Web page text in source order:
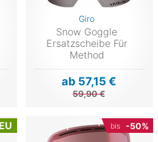
Giro
Snow Goggle
Ersatzscheibe Für
Method
ab 57,15 €
59,90 €
bis -50%